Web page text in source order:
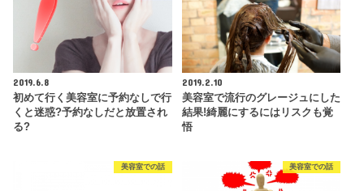
2019.6.8
初めて行く美容室に予約なしで行
くと迷惑?予約なしだと放置され
る?
2019.2.10
美容室で流行のグレージュにした
結果!綺麗にするにはリスクも覚
悟
美容室での話 美容室での話